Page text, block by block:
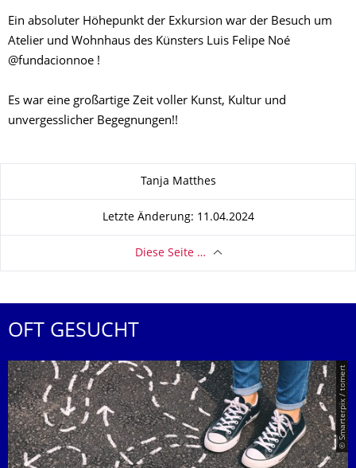
Ein absoluter Höhepunkt der Exkursion war der Besuch um
Atelier und Wohnhaus des Künsters Luis Felipe Noé
@fundacionnoe !
Es war eine großartige Zeit voller Kunst, Kultur und
unvergesslicher Begegnungen!!
Tanja Matthes
Letzte Änderung: 11.04.2024
Diese Seite …
OFT GESUCHT
© Smarterpix / tomert